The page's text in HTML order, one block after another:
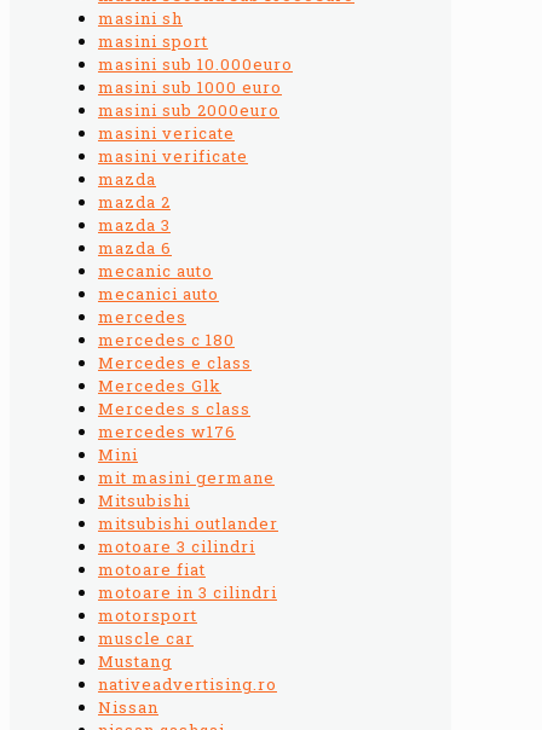
masini sh
masini sport
masini sub 10.000euro
masini sub 1000 euro
masini sub 2000euro
masini vericate
masini verificate
mazda
mazda 2
mazda 3
mazda 6
mecanic auto
mecanici auto
mercedes
mercedes c 180
Mercedes e class
Mercedes Glk
Mercedes s class
mercedes w176
Mini
mit masini germane
Mitsubishi
mitsubishi outlander
motoare 3 cilindri
motoare fiat
motoare in 3 cilindri
motorsport
muscle car
Mustang
nativeadvertising.ro
Nissan